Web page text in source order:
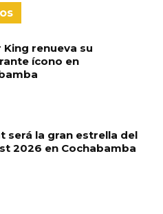
King renueva su
ícono en
será la gran estrella del
2026 en Cochabamba